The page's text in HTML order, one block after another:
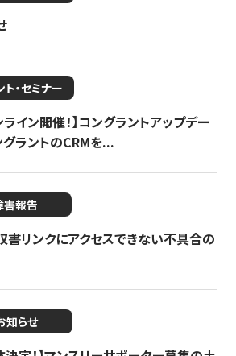
ト・セミナー
ライン開催！】コングラントアップデー
ラントのCRMを...
害報告
書リンクにアクセスできない不具合の
知らせ